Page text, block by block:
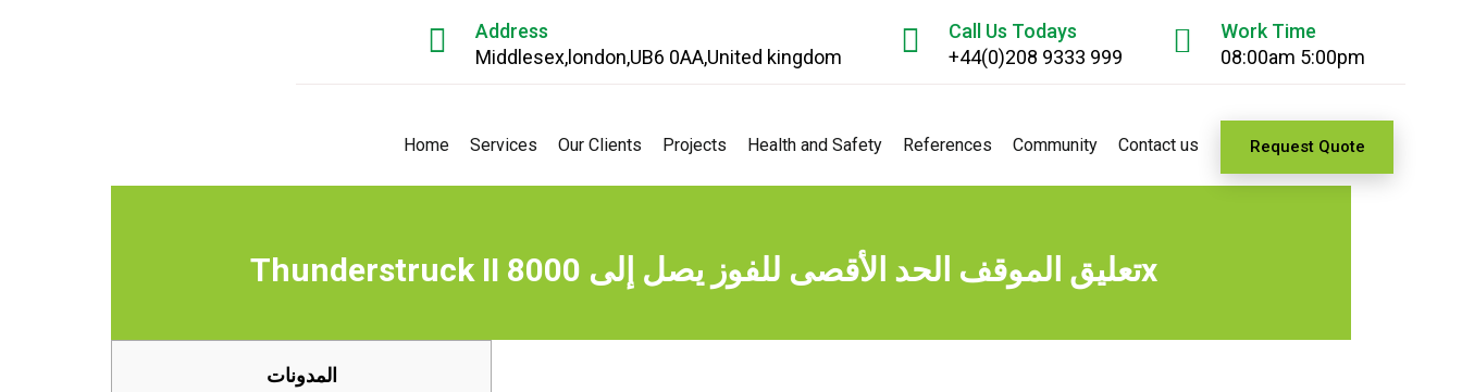
Address
Middlesex,london,UB6 0AA,United kingdom
Call Us Todays
+44(0)208 9333 999
Work Time
08:00am 5:00pm
Home Services Our Clients Projects Health and Safety References Community Contact us Request Quote
Thunderstruck II تعليق الموقف الحد الأقصى للفوز يصل إلى 8000x
المدونات